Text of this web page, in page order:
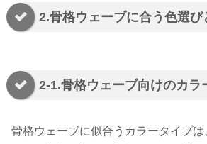
2.骨格ウェーブに合う色選び
2-1.骨格ウェーブ向けのカラ
骨格ウェーブに似合うカラータイプは